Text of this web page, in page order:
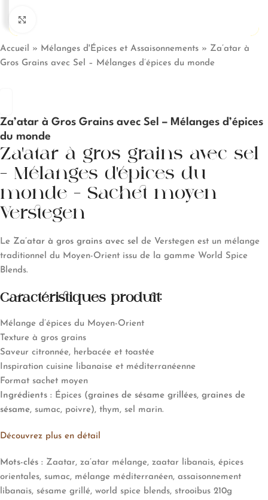
Accueil » Mélanges d'Épices et Assaisonnements » Za’atar à
Gros Grains avec Sel – Mélanges d’épices du monde
Za’atar à Gros Grains avec Sel – Mélanges d’épices
du monde
Za’atar à gros grains avec sel
– Mélanges d’épices du
monde – Sachet moyen-
Verstegen
Le Za’atar à gros grains avec sel de Verstegen est un mélange
traditionnel du Moyen-Orient issu de la gamme World Spice
Blends.
Caractéristiques produit:
Mélange d’épices du Moyen-Orient
Texture à gros grains
Saveur citronnée, herbacée et toastée
Inspiration cuisine libanaise et méditerranéenne
Format sachet moyen
Ingrédients : Épices (graines de sésame grillées, graines de
sésame, sumac, poivre), thym, sel marin.
Découvrez plus en détail
Mots-clés : Zaatar, za’atar mélange, zaatar libanais, épices
orientales, sumac, mélange méditerranéen, assaisonnement
libanais, sésame grillé, world spice blends, strooibus 210g